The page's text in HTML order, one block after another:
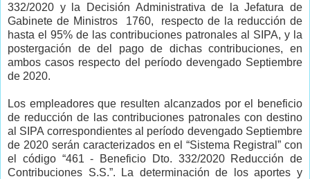
332/2020 y la Decisión Administrativa de la Jefatura de
Gabinete de Ministros 1760, respecto de la reducción de
hasta el 95% de las contribuciones patronales al SIPA, y la
postergación de del pago de dichas contribuciones, en
ambos casos respecto del período devengado Septiembre
de 2020.
Los empleadores que resulten alcanzados por el beneficio
de reducción de las contribuciones patronales con destino
al SIPA correspondientes al período devengado Septiembre
de 2020 serán caracterizados en el “Sistema Registral” con
el código “461 - Beneficio Dto. 332/2020 Reducción de
Contribuciones S.S.”. La determinación de los aportes y